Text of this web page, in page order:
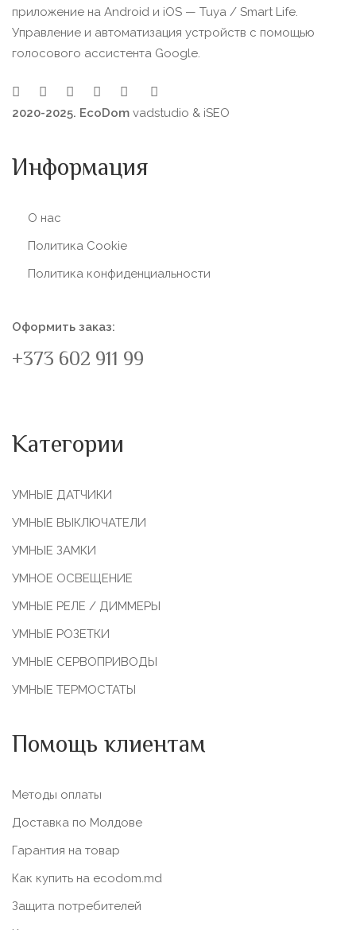
приложение на Android и iOS — Tuya / Smart Life.
Управление и автоматизация устройств с помощью
голосового ассистента Google.
2020-2025. EcoDom vadstudio & iSEO
Информация
О нас
Политика Сookie
Политика конфиденциальности
Оформить заказ:
+373 602 911 99
Категории
УМНЫЕ ДАТЧИКИ
УМНЫЕ ВЫКЛЮЧАТЕЛИ
УМНЫЕ ЗАМКИ
УМНОЕ ОСВЕЩЕНИЕ
УМНЫЕ РЕЛЕ / ДИММЕРЫ
УМНЫЕ РОЗЕТКИ
УМНЫЕ СЕРВОПРИВОДЫ
УМНЫЕ ТЕРМОСТАТЫ
Помощь клиентам
Методы оплаты
Доставка по Молдове
Гарантия на товар
Как купить на ecodom.md
Защита потребителей